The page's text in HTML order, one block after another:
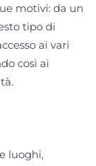
motivi: da un
tipo di
ai vari
così ai
luoghi,